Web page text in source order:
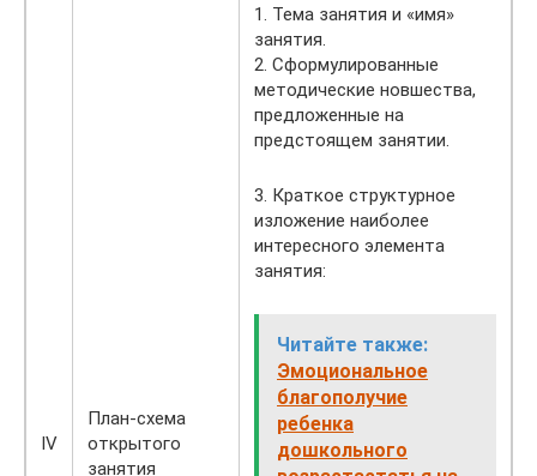
IV
План-схема
открытого
занятия
1. Тема занятия и «имя»
занятия.
2. Сформулированные
методические новшества,
предложенные на
предстоящем занятии.
3. Краткое структурное
изложение наиболее
интересного элемента
занятия:
Читайте также:
Эмоциональное
благополучие
ребенка
дошкольного